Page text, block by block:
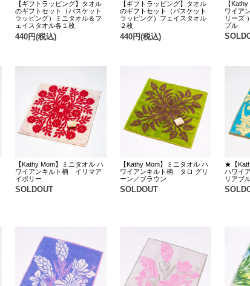
【ギフトラッピング】タオル
のギフトセット（バスケット
ラッピング）ミニタオル＆フ
ェイスタオル各１枚
440円(税込)
【ギフトラッピング】タオル
のギフトセット（バスケット
ラッピング）フェイスタオル
２枚
440円(税込)
【
ワイア
リーズ
プル
【Kathy Mom】ミニタオル ハ
ワイアンキルト柄 イリマア
イボリー
SOLDOUT
【Kathy Mom】ミニタオル ハ
ワイアンキルト柄 タロ グリ
ーン／ブラウン
SOLDOUT
★【
ハワイ
リアブ